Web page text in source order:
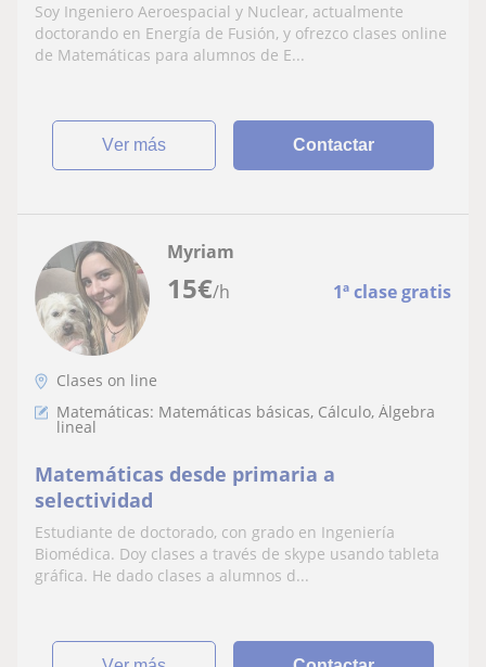
Soy Ingeniero Aeroespacial y Nuclear, actualmente
doctorando en Energía de Fusión, y ofrezco clases online
de Matemáticas para alumnos de E...
ver más Contactar
15€/h 1ª clase gratis
Myriam
Clases on line
Matemáticas: Matemáticas básicas, Cálculo, Álgebra
lineal
Matemáticas desde primaria a
selectividad
Estudiante de doctorado, con grado en Ingeniería
Biomédica. Doy clases a través de skype usando tableta
gráfica. He dado clases a alumnos d...